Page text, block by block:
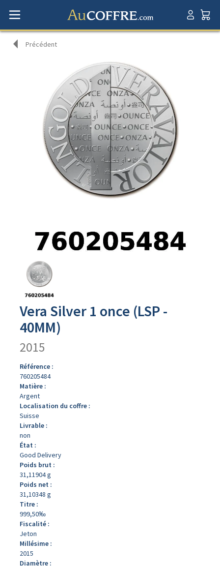
Précédent
produit
Vera Silver 1 once (LSP -
40MM)
2015
Référence :
760205484
Matière :
Argent
Localisation du coffre :
Suisse
Livrable :
non
État :
Good Delivery
Poids brut :
31,11904 g
Poids net :
31,10348 g
Titre :
999,50‰
Fiscalité :
Jeton
Millésime :
2015
Diamètre :